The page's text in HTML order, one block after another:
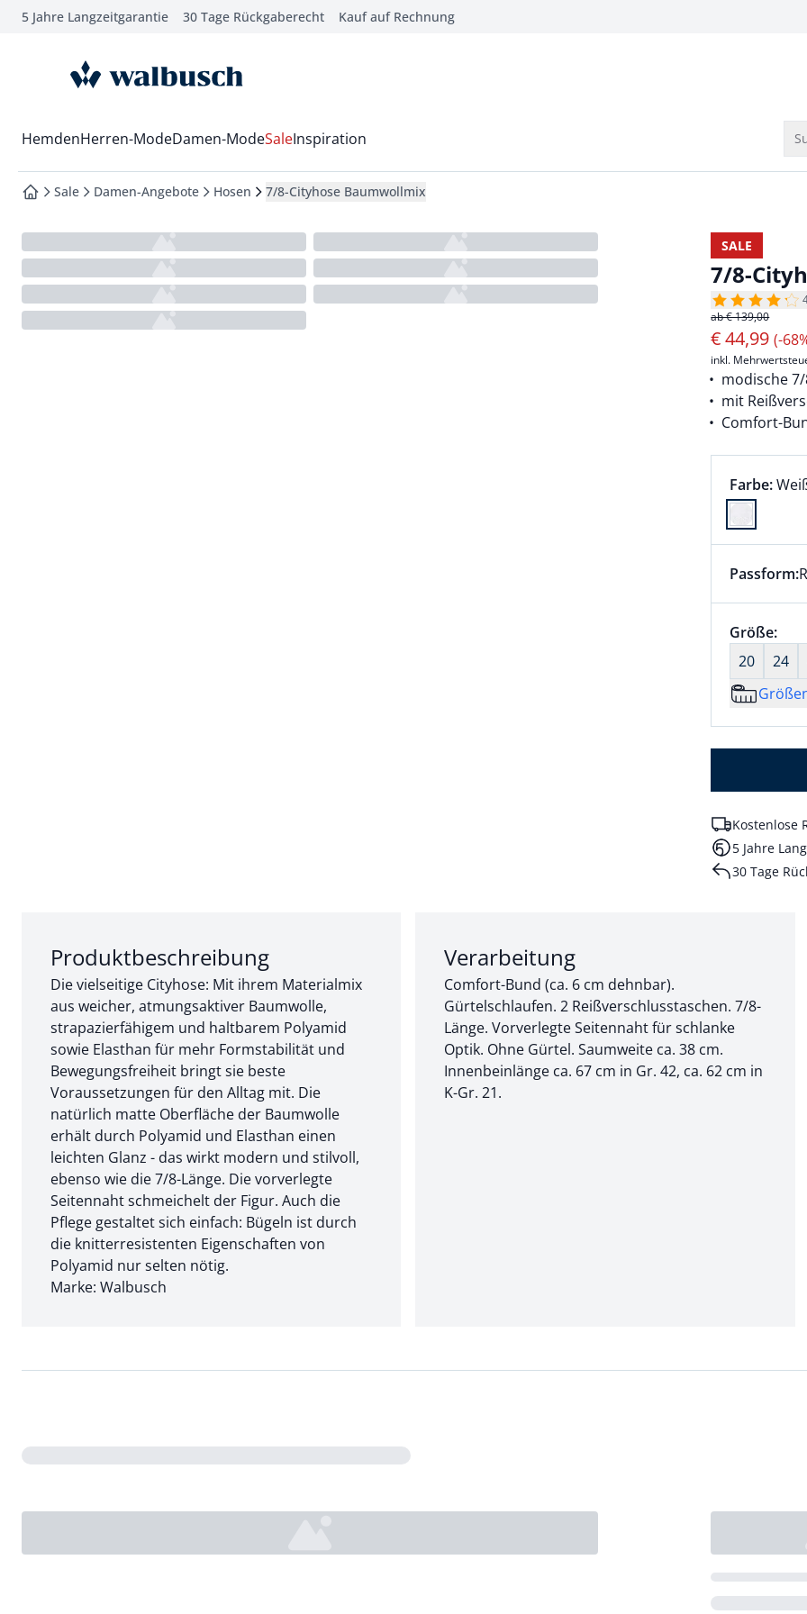
springen
springen
springen
5 Jahre Langzeitgarantie 30 Tage Rückgaberecht Kauf auf Rechnung
zur Startseite
Wechsel in das Menü mit Pfeil-Runter Taste
HemdenHerren-ModeDamen-ModeSaleInspiration
zur Startseite
Sale Damen-Angebote Hosen 7/8-Cityhose Baumwollmix
SALE
7/8-
ab € 139,00
€44,99(-
inkl.
modische
mit
Comfort-
Farbe:
Farbe
Dieser
Passform:
Größe:
20
24
Kostenlose
5 Jahre
30 Tage
Abschnitt 1 von 3:
Produktbeschreibung
Die vielseitige Cityhose: Mit ihrem Materialmix
aus weicher, atmungsaktiver Baumwolle,
strapazierfähigem und haltbarem Polyamid
sowie Elasthan für mehr Formstabilität und
Bewegungsfreiheit bringt sie beste
Voraussetzungen für den Alltag mit. Die
natürlich matte Oberfläche der Baumwolle
erhält durch Polyamid und Elasthan einen
leichten Glanz - das wirkt modern und stilvoll,
ebenso wie die 7/8-Länge. Die vorverlegte
Seitennaht schmeichelt der Figur. Auch die
Pflege gestaltet sich einfach: Bügeln ist durch
die knitterresistenten Eigenschaften von
Polyamid nur selten nötig.
Marke: Walbusch
Abschnitt 2 von 3:
Verarbeitung
Comfort-Bund (ca. 6 cm dehnbar).
Gürtelschlaufen. 2 Reißverschlusstaschen. 7/8-
Länge. Vorverlegte Seitennaht für schlanke
Optik. Ohne Gürtel. Saumweite ca. 38 cm.
Innenbeinlänge ca. 67 cm in Gr. 42, ca. 62 cm in
K-Gr. 21.